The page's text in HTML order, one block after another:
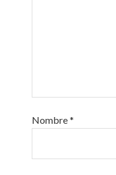
Nombre*